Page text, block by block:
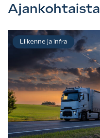
Ajankohtaista
Liikenne ja infra